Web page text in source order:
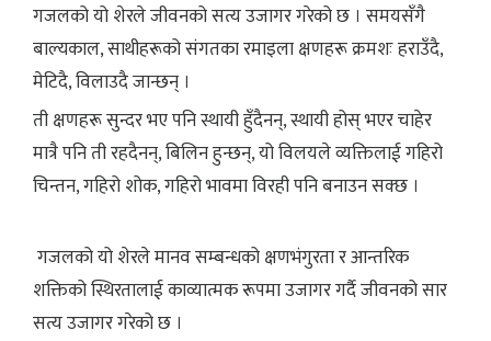
गजलको यो शेरले जीवनको सत्य उजागर गरेको छ । समयसँगै
बाल्यकाल, साथीहरूको संगतका रमाइला क्षणहरू क्रमशः हराउँदै,
मेटिदै, विलाउदै जान्छन् ।
ती क्षणहरू सुन्दर भए पनि स्थायी हुँदैनन्, स्थायी होस् भएर चाहेर
मात्रै पनि ती रहदैनन्, बिलिन हुन्छन्, यो विलयले व्यक्तिलाई गहिरो
चिन्तन, गहिरो शोक, गहिरो भावमा विरही पनि बनाउन सक्छ ।
गजलको यो शेरले मानव सम्बन्धको क्षणभंगुरता र आन्तरिक
शक्तिको स्थिरतालाई काव्यात्मक रूपमा उजागर गर्दै जीवनको सार
सत्य उजागर गरेको छ ।